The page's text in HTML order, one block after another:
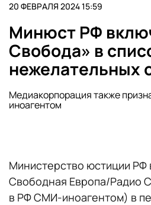
20 ФЕВРАЛЯ 2024 15:59
Минюст РФ
Свобода» в
нежелательных
Медиакорпорация также
иноагентом
Министерство юстиции РФ
Свободная Европа/Радио
в РФ СМИ-иноагентом) в